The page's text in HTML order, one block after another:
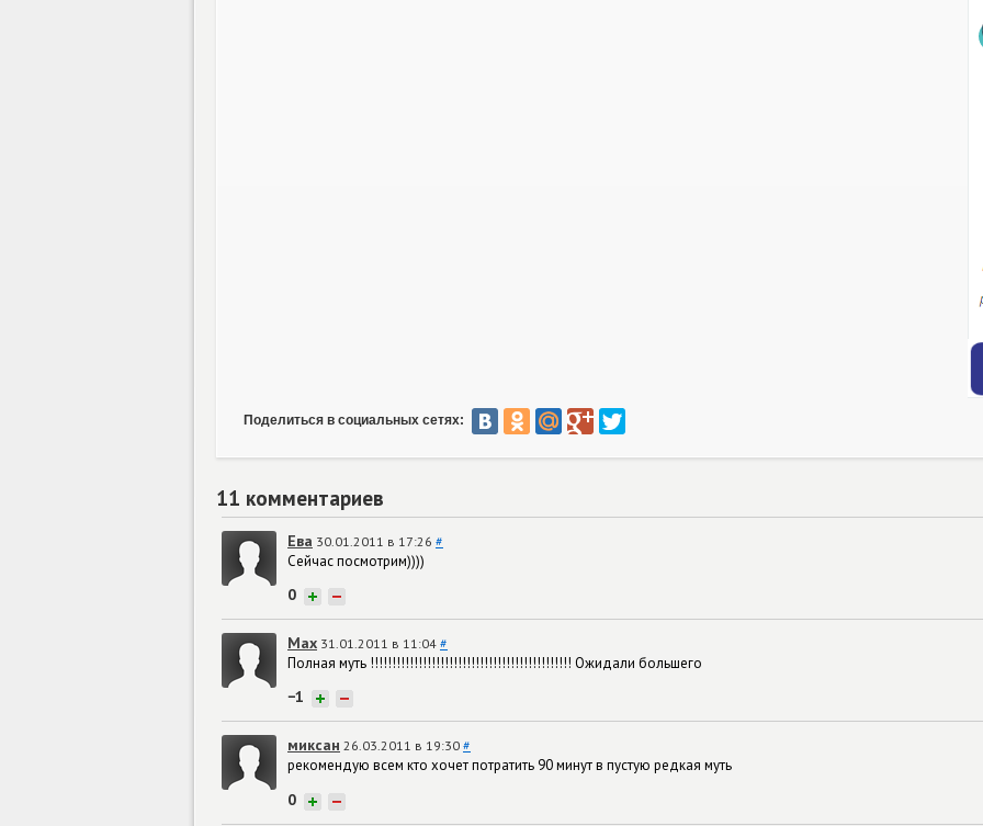
Поделиться в социальных сетях:
11 комментариев
Ева 30.01.2011 в 17:26 #
Сейчас посмотрим))))
0 + −
Max 31.01.2011 в 11:04 #
Полная муть !!!!!!!!!!!!!!!!!!!!!!!!!!!!!!!!!!!!!!!!!!!!!! Ожидали большего
−1 + −
миксан 26.03.2011 в 19:30 #
рекомендую всем кто хочет потратить 90 минут в пустую редкая муть
0 + −